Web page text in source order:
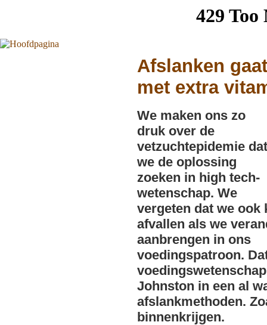
Afslanken
met extra
We maken ons zo
druk over de
vetzuchtepidemie dat
we de oplossing
zoeken in high tech-
wetenschap. We
vergeten dat we ook
afvallen als we
aanbrengen in ons
voedingspatroon.
Johnston in een al
afslankmethoden.
binnenkrijgen.